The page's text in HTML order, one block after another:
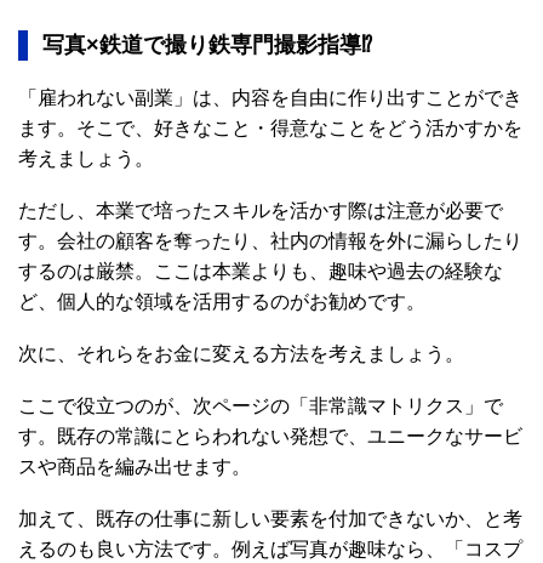
写真×鉄道で撮り鉄専門撮影指導⁉
「雇われない副業」は、内容を自由に作り出すことができ
ます。そこで、好きなこと・得意なことをどう活かすかを
考えましょう。
ただし、本業で培ったスキルを活かす際は注意が必要で
す。会社の顧客を奪ったり、社内の情報を外に漏らしたり
するのは厳禁。ここは本業よりも、趣味や過去の経験な
ど、個人的な領域を活用するのがお勧めです。
次に、それらをお金に変える方法を考えましょう。
ここで役立つのが、次ページの「非常識マトリクス」で
す。既存の常識にとらわれない発想で、ユニークなサービ
スや商品を編み出せます。
加えて、既存の仕事に新しい要素を付加できないか、と考
えるのも良い方法です。例えば写真が趣味なら、「コスプ